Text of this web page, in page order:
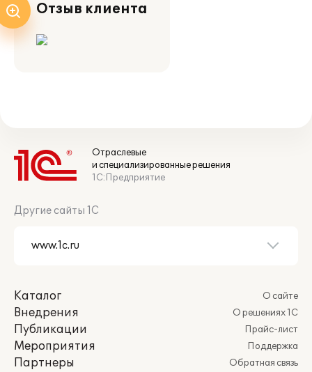
Отзыв клиента
Отраслевые
и специализированные решения
1С:Предприятие
Другие сайты 1С
Каталог
Внедрения
Публикации
Мероприятия
Партнеры
О сайте
О решениях 1С
Прайс-лист
Поддержка
Обратная связь